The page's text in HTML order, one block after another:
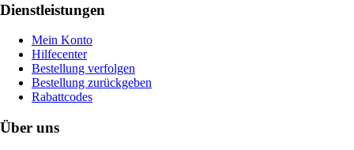
Dienstleistungen
Mein Konto
Hilfecenter
Bestellung verfolgen
Bestellung zurückgeben
Rabattcodes
Über uns